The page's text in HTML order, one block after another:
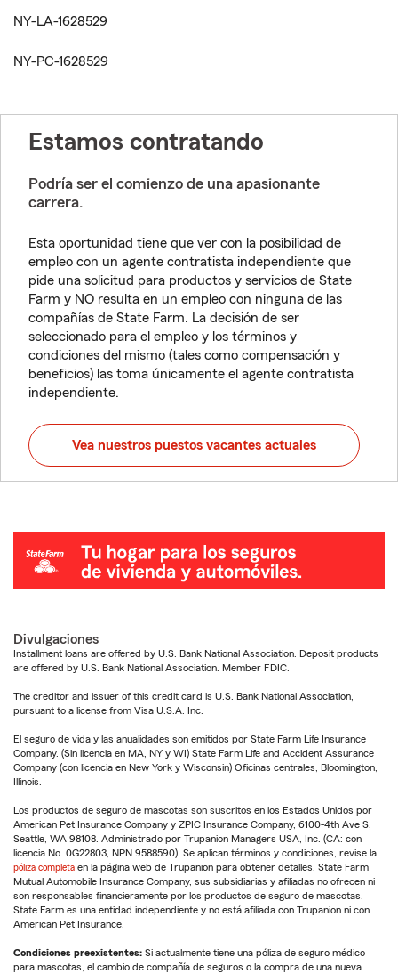
NY-LA-1628529
NY-PC-1628529
Estamos contratando
Podría ser el comienzo de una apasionante
carrera.
Esta oportunidad tiene que ver con la posibilidad de
empleo con un agente contratista independiente que
pide una solicitud para productos y servicios de State
Farm y NO resulta en un empleo con ninguna de las
compañías de State Farm. La decisión de ser
seleccionado para el empleo y los términos y
condiciones del mismo (tales como compensación y
beneficios) las toma únicamente el agente contratista
independiente.
Vea nuestros puestos vacantes actuales
Divulgaciones
Installment loans are offered by U.S. Bank National Association. Deposit products
are offered by U.S. Bank National Association. Member FDIC.
The creditor and issuer of this credit card is U.S. Bank National Association,
pursuant to a license from Visa U.S.A. Inc.
El seguro de vida y las anualidades son emitidos por State Farm Life Insurance
Company. (Sin licencia en MA, NY y WI) State Farm Life and Accident Assurance
Company (con licencia en New York y Wisconsin) Oficinas centrales, Bloomington,
Illinois.
Los productos de seguro de mascotas son suscritos en los Estados Unidos por
American Pet Insurance Company y ZPIC Insurance Company, 6100-4th Ave S,
Seattle, WA 98108. Administrado por Trupanion Managers USA, Inc. (CA: con
licencia No. 0G22803, NPN 9588590). Se aplican términos y condiciones, revise la
póliza completa en la página web de Trupanion para obtener detalles. State Farm
Mutual Automobile Insurance Company, sus subsidiarias y afiliadas no ofrecen ni
son responsables financieramente por los productos de seguro de mascotas.
State Farm es una entidad independiente y no está afiliada con Trupanion ni con
American Pet Insurance.
Condiciones preexistentes: Si actualmente tiene una póliza de seguro médico
para mascotas, el cambio de compañía de seguros o la compra de una nueva